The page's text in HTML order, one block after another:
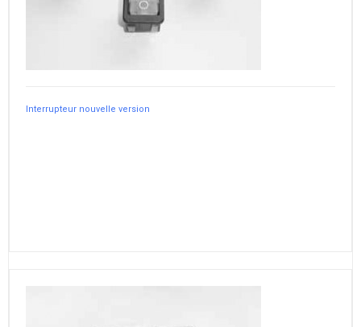
Interrupteur nouvelle version